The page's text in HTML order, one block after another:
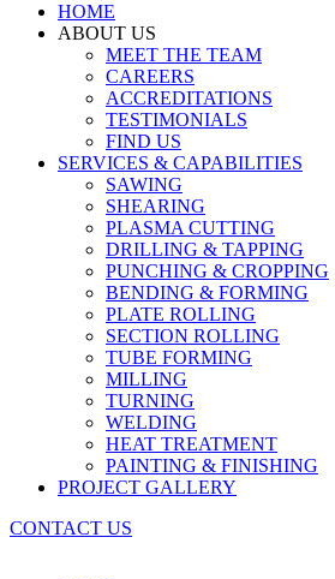
HOME
ABOUT US
MEET THE TEAM
CAREERS
ACCREDITATIONS
TESTIMONIALS
FIND US
SERVICES & CAPABILITIES
SAWING
SHEARING
PLASMA CUTTING
DRILLING & TAPPING
PUNCHING & CROPPING
BENDING & FORMING
PLATE ROLLING
SECTION ROLLING
TUBE FORMING
MILLING
TURNING
WELDING
HEAT TREATMENT
PAINTING & FINISHING
PROJECT GALLERY
CONTACT US